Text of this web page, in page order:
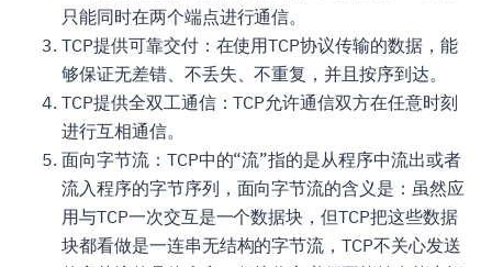
只能同时在两个端点进行通信。
TCP提供可靠交付：在使用TCP协议传输的数据，能
够保证无差错、不丢失、不重复，并且按序到达。
TCP提供全双工通信：TCP允许通信双方在任意时刻
进行互相通信。
面向字节流：TCP中的“流”指的是从程序中流出或者
流入程序的字节序列，面向字节流的含义是：虽然应
用与TCP一次交互是一个数据块，但TCP把这些数据
块都看做是一连串无结构的字节流，TCP不关心发送